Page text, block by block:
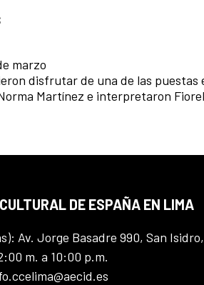
marzo
disfrutar de una de las
Martínez e interpretaron
DE ESPAÑA EN LIMA
Av. Jorge Basadre 990, San
m. a 10:00 p.m.